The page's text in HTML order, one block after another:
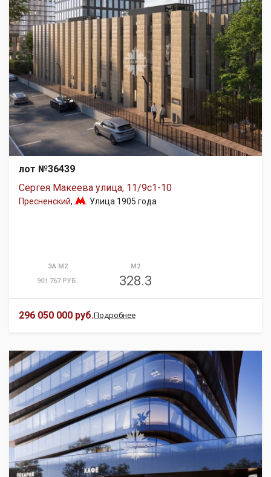
лот №36439
Сергея Макеева улица, 11/9с1-10
Пресненский, Улица 1905 года
ЗА М2
901 767 РУБ.
М2
328.3
296 050 000 руб.Подробнее